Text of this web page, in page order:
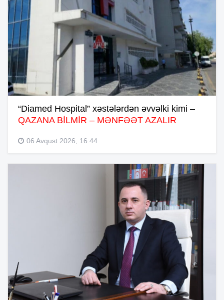
“Diamed Hospital” xəstələrdən əvvəlki kimi –
QAZANA BİLMİR – MƏNFƏƏT AZALIR
06 Avqust 2026, 16:44